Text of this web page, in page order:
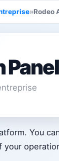
»Rodeo
Panel
You